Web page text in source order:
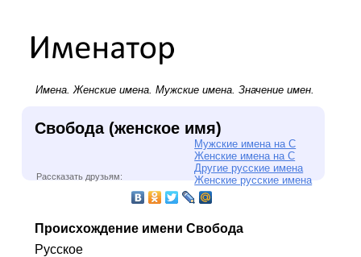
Имена.Женские имена. Мужские имена. Значение имен.
Свобода (женское имя)
Мужские имена на С
Женские имена на С
Другие русские имена
Женские русские имена
Рассказать друзьям:
Происхождение имени Свобода
Русское